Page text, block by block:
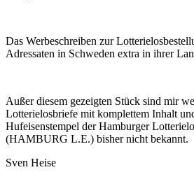
Das Werbeschreiben zur
Adressaten in Schweden extra in ihrer
Außer diesem gezeigten Stück sind mir
Lotterielosbriefe mit komplettem Inhalt
Hufeisenstempel der Hamburger
(HAMBURG L.E.) bisher nicht bekannt.
Sven Heise